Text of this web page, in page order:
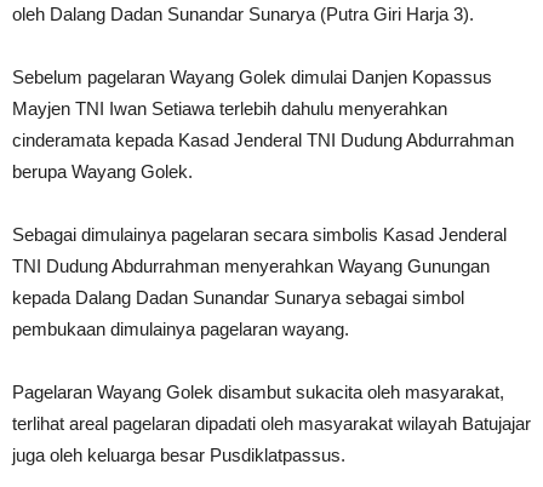
oleh Dalang Dadan Sunandar Sunarya (Putra Giri Harja 3).
Sebelum pagelaran Wayang Golek dimulai Danjen Kopassus
Mayjen TNI Iwan Setiawa terlebih dahulu menyerahkan
cinderamata kepada Kasad Jenderal TNI Dudung Abdurrahman
berupa Wayang Golek.
Sebagai dimulainya pagelaran secara simbolis Kasad Jenderal
TNI Dudung Abdurrahman menyerahkan Wayang Gunungan
kepada Dalang Dadan Sunandar Sunarya sebagai simbol
pembukaan dimulainya pagelaran wayang.
Pagelaran Wayang Golek disambut sukacita oleh masyarakat,
terlihat areal pagelaran dipadati oleh masyarakat wilayah Batujajar
juga oleh keluarga besar Pusdiklatpassus.